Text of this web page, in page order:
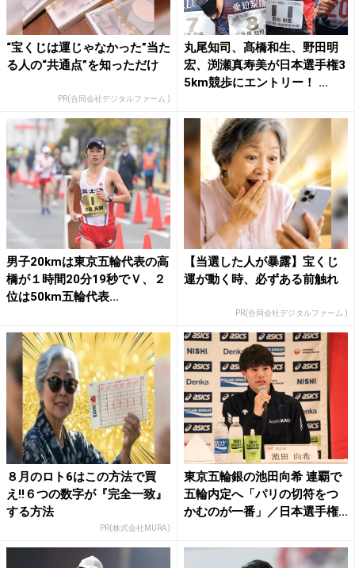
“宝くじは運じゃなかった”当た
る人の“共通点”を知っただけ
PR(合同会社デジタルファーム )
丸尾知司、髙橋和生、野田明
宏、渕瀬真寿美が日本選手権3
5km競歩にエントリー！ ...
男子20kmは東京五輪代表の高
橋が１時間20分19秒でＶ、２
位は50km五輪代表...
【当選した人が暴露】宝くじ
運が動く時、必ずある前触れ
PR(合同会社デジタルファーム )
８月のロト6はこの方法で買
え!!６つの数字が『完全一致』
する方法
PR(株式会社MURA)
東京五輪銀の池田向希 連覇で
五輪内定へ「パリの切符をつ
かむのが一番」／日本選手権...